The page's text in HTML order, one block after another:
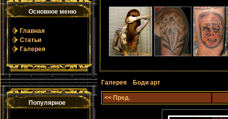
Основное мeню
Главная
Статьи
Галерея
Популярное
Галерея Боди арт
<< Пред.